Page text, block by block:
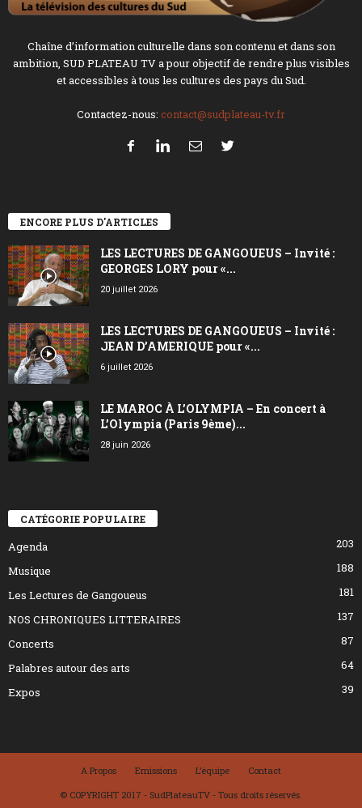
Chaîne d’information culturelle dans son contenu et dans son
ambition, SUD PLATEAU TV a pour objectif de rendre plus visibles
et accessibles à tous les cultures des pays du Sud.
Contactez-nous: contact@sudplateau-tv.fr
ENCORE PLUS D'ARTICLES
LES LECTURES DE GANGOUEUS – Invité :
GEORGES LORY pour «...
20 juillet 2026
LES LECTURES DE GANGOUEUS – Invité :
JEAN D’AMERIQUE pour «...
6 juillet 2026
LE MAROC À L’OLYMPIA – En concert à
L’Olympia (Paris 9ème)...
28 juin 2026
CATÉGORIE POPULAIRE
Agenda
203
Musique
188
Les Lectures de Gangoueus
181
NOS CHRONIQUES LITTERAIRES
137
Concerts
87
Palabres autour des arts
64
Expos
39
A Propos Emissions L’équipe
Contact
© COPYRIGHT 2017 - SudPlateauTV - Tous droits réservés.